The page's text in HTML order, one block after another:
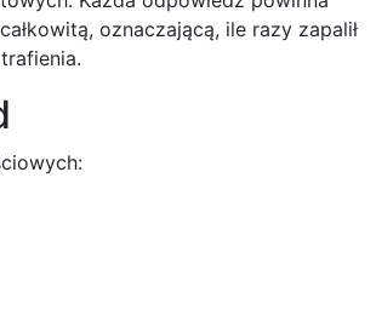
oznaczającą, ile razy zapalił